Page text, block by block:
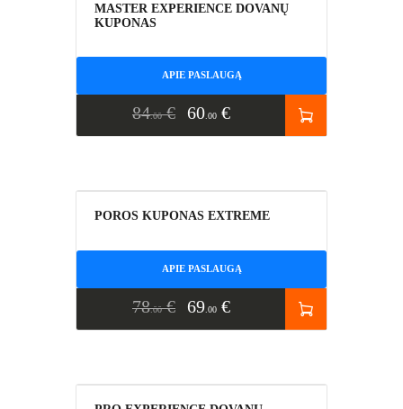
MASTER EXPERIENCE DOVANŲ
KUPONAS
APIE PASLAUGĄ
84 00 € 60 00 €
POROS KUPONAS EXTREME
APIE PASLAUGĄ
78 00 € 69 00 €